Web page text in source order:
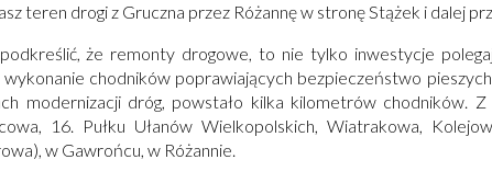
teren drogi z Gruczna przez Różannę w stronę Stążek i dalej
że remonty drogowe, to nie tylko inwestycje
chodników poprawiających bezpieczeństwo
modernizacji dróg, powstało kilka kilometrów chodników.
16. Pułku Ułanów Wielkopolskich, Wiatrakowa,
w Gawrońcu, w Różannie.